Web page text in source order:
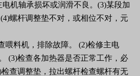
电机轴承损坏或润滑不良。(3)某段加
螺杆调整垫不对，或相位不对，元
喂料机，排除故障。 (2)检修主电
(3)检查各加热器是否正常工作，必
查调整垫，拉出螺杆检查螺杆有无